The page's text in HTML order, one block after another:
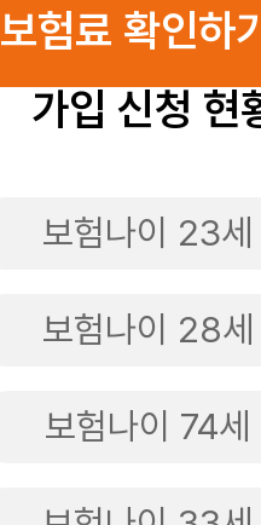
보험료 확인하
가입 신청 현
보험나이 23세
보험나이 28세
보험나이 74세
보험나이 33세